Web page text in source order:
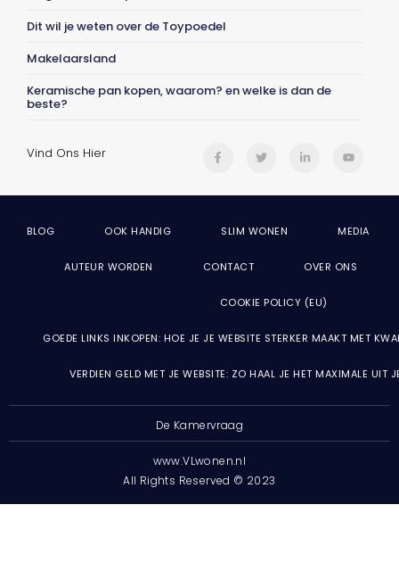
Dit wil je weten over de Toypoedel
Makelaarsland
Keramische pan kopen, waarom? en welke is dan de
beste?
Vind Ons Hier
BLOG OOK HANDIG SLIM WONEN MEDIA
AUTEUR WORDEN CONTACT OVER ONS
COOKIE POLICY (EU)
GOEDE LINKS INKOPEN: HOE JE JE WEBSITE STERKER MAAKT MET
VERDIEN GELD MET JE WEBSITE: ZO HAAL JE HET MAXIMALE UIT
De Kamervraag
www.VLwonen.nl
All Rights Reserved © 2023